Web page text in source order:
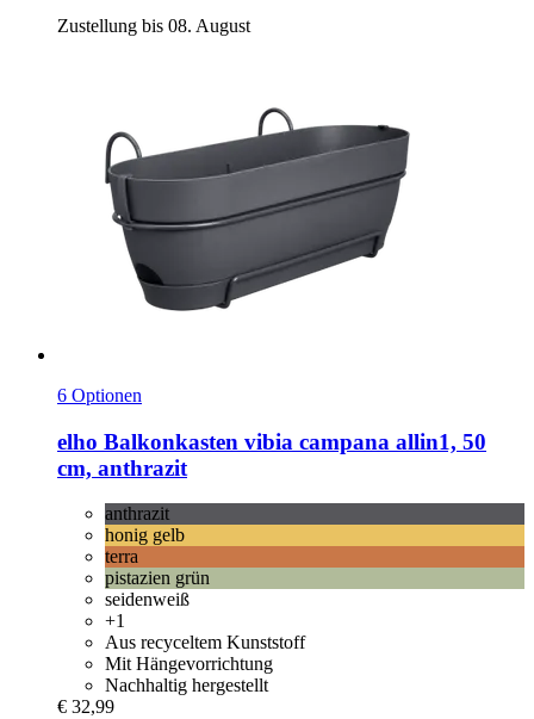
Zustellung bis 08. August
6 Optionen
elho Balkonkasten vibia campana allin1, 50
cm, anthrazit
anthrazit
honig gelb
terra
pistazien grün
seidenweiß
+1
Aus recyceltem Kunststoff
Mit Hängevorrichtung
Nachhaltig hergestellt
€ 32,99